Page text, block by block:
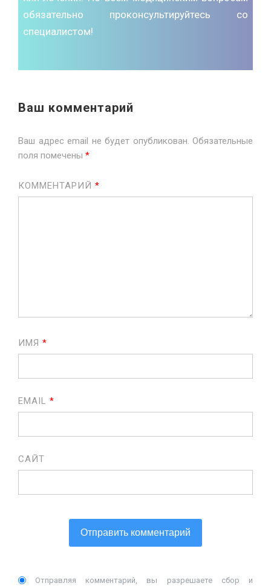
обязательно проконсультируйтесь со
специалистом!
Ваш комментарий
Ваш адрес email не будет опубликован. Обязательные
поля помечены *
КОММЕНТАРИЙ *
ИМЯ *
EMAIL *
САЙТ
Отправляя комментарий, вы разрешаете сбор и